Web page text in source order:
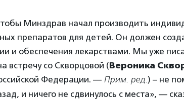
Минздрав начал производить
препаратов для детей. Он должен
и обеспечения лекарствами. Мы уже
встречу со Скворцовой (Вероника
Федерации. — Прим. ред.) – не
и ничего не сдвинулось с места», —